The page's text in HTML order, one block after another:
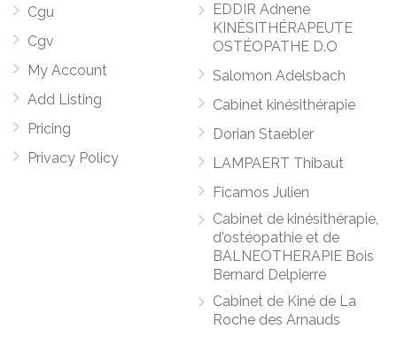
Cgu
Cgv
My Account
Add Listing
Pricing
Privacy Policy
EDDIR Adnene
KINÉSITHÉRAPEUTE
OSTÉOPATHE D.O
Salomon Adelsbach
Cabinet kinésithérapie
Dorian Staebler
LAMPAERT Thibaut
Ficamos Julien
Cabinet de kinésithérapie,
d'ostéopathie et de
BALNEOTHERAPIE Bois
Bernard Delpierre
Cabinet de Kiné de La
Roche des Arnauds